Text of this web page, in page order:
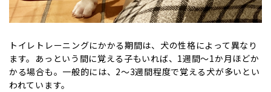
トイレトレーニングにかかる期間は、犬の性格によって異なり
ます。あっという間に覚える子もいれば、1週間〜1か月ほどか
かる場合も。一般的には、2〜3週間程度で覚える犬が多いとい
われています。